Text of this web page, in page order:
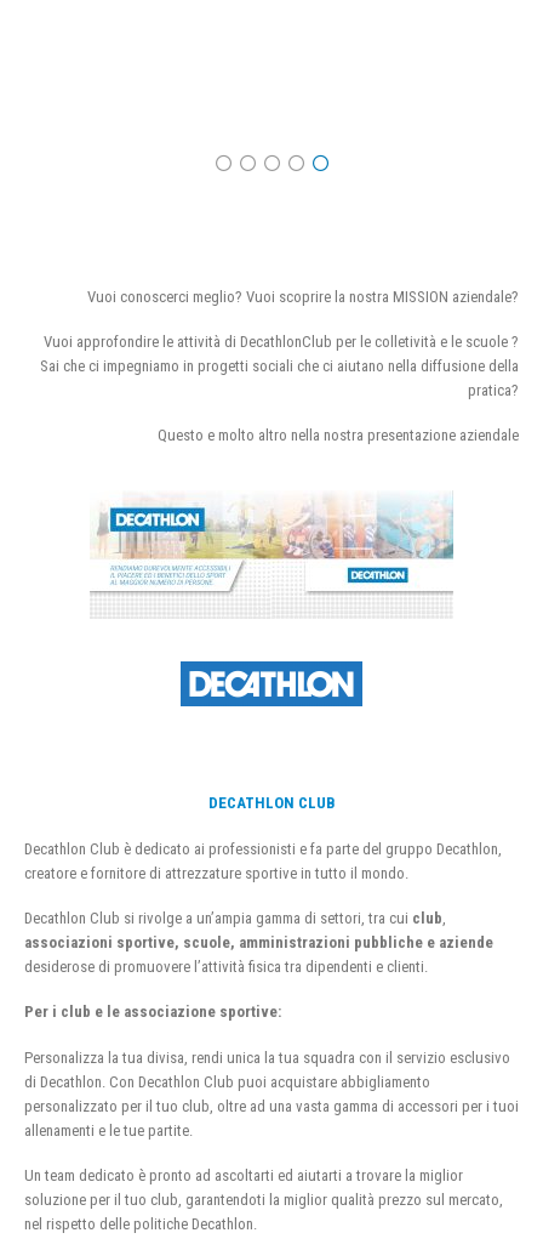
Vuoi conoscerci meglio? Vuoi scoprire la nostra MISSION aziendale?
Vuoi approfondire le attività di DecathlonClub per le colletività e le scuole ?
Sai che ci impegniamo in progetti sociali che ci aiutano nella diffusione della
pratica?
Questo e molto altro nella nostra presentazione aziendale
DECATHLON CLUB
Decathlon Club è dedicato ai professionisti e fa parte del gruppo Decathlon,
creatore e fornitore di attrezzature sportive in tutto il mondo.
Decathlon Club si rivolge a un’ampia gamma di settori, tra cui club
associazioni sportive, scuole, amministrazioni pubbliche e aziende
desiderose di promuovere l’attività fisica tra dipendenti e clienti.
Per i club e le associazione sportive:
Personalizza la tua divisa, rendi unica la tua squadra con il servizio esclusivo
di Decathlon. Con Decathlon Club puoi acquistare abbigliamento
personalizzato per il tuo club, oltre ad una vasta gamma di accessori per i tuoi
allenamenti e le tue partite.
Un team dedicato è pronto ad ascoltarti ed aiutarti a trovare la miglior
soluzione per il tuo club, garantendoti la miglior qualità prezzo sul mercato,
nel rispetto delle politiche Decathlon.